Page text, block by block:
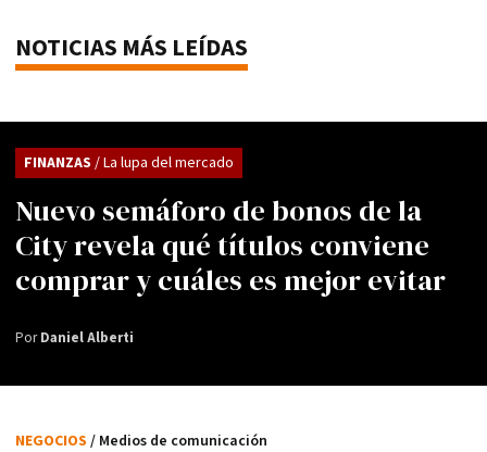
NOTICIAS MÁS LEÍDAS
Nuevo semáforo de bonos de la
City revela qué títulos conviene
comprar y cuáles es mejor evitar
FINANZAS / La lupa del mercado
PorDaniel Alberti
NEGOCIOS / Medios de comunicación